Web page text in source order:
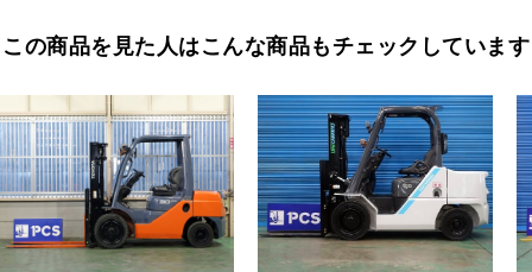
この商品を見た人はこんな商品もチェックしています